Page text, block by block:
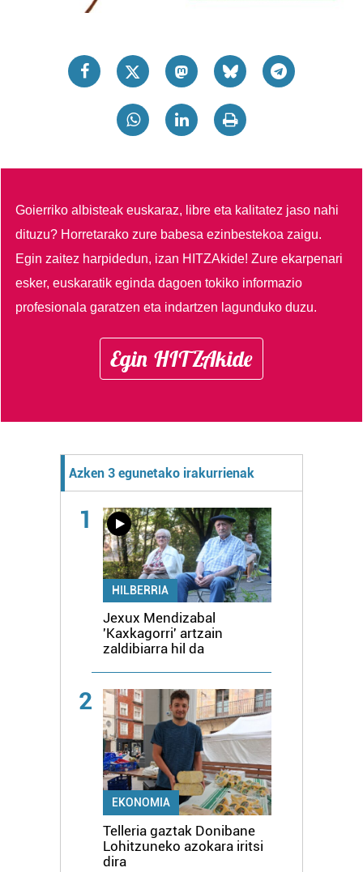
Goierriko albisteak euskaraz, libre eta kalitatez jaso nahi
dituzu? Horretarako zure babesa ezinbestekoa zaigu.
Egin zaitez harpidedun, izan HITZAkide!Zure ekarpenari
esker, euskaratik eginda dagoen tokiko informazio
profesionala garatzen eta indartzen lagunduko duzu.
Egin HITZAkide
Azken 3 egunetako irakurrienak
1
HILBERRIA
Jexux Mendizabal
'Kaxkagorri' artzain
zaldibiarra hil da
2
EKONOMIA
Telleria gaztak Donibane
Lohitzuneko azokara iritsi
dira